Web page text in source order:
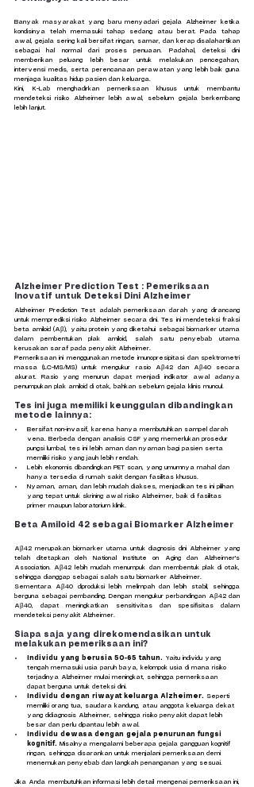
Banyak masyarakat yang baru menyadari gejala Alzheimer ketika
kondisinya telah memasuki tahap sedang atau berat. Pada tahap
awal, gejala sering kali bersifat ringan, samar, dan kerap disalahartikan
sebagai hal normal dari proses penuaan. Padahal, deteksi dini
memberikan peluang lebih besar untuk melakukan pencegahan,
intervensi medis, serta perencanaan perawatan yang lebih baik guna
menjaga kualitas hidup pasien dan keluarga.
Kini, K-Lab menghadirkan pemeriksaan khusus untuk membantu
mendeteksi risiko Alzheimer lebih awal, sebelum gejala berkembang
lebih lanjut.
Alzheimer Prediction Test : Pemeriksaan
Inovatif untuk Deteksi Dini Alzheimer
Alzheimer Prediction Test adalah pemeriksaan darah yang dirancang
untuk memprediksi risiko Alzheimer secara dini. Tes ini mendeteksi fraksi
beta amiloid (Aβ), yaitu protein yang diketahui sebagai biomarker utama
dalam pembentukan plak amiloid, salah satu penyebab utama
kerusakan saraf pada penyakit Alzheimer.
Pemeriksaan ini menggunakan metode imunopresipitasi dan spektrometri
massa (LC-MS/MS) untuk mengukur rasio Aβ42 dan Aβ40 secara
akurat. Rasio yang menurun dapat menjadi indikator awal adanya
penumpukan plak amiloid di otak, bahkan sebelum gejala klinis muncul.
Tes ini juga memiliki keunggulan dibandingkan
metode lainnya:
Bersifat non-invasif, karena hanya membutuhkan sampel darah
vena. Berbeda dengan analisis CSF yang memerlukan prosedur
pungsi lumbal, tes ini lebih aman dan nyaman bagi pasien serta
memiliki risiko yang jauh lebih rendah.
Lebih ekonomis dibandingkan PET scan, yang umumnya mahal dan
hanya tersedia di rumah sakit dengan fasilitas khusus.
Nyaman, aman, dan lebih mudah diakses, menjadikan tes ini pilihan
yang tepat untuk skrining awal risiko Alzheimer, baik di fasilitas
primer maupun laboratorium klinik.
Beta Amiloid 42 sebagai Biomarker Alzheimer
Aβ42 merupakan biomarker utama untuk diagnosis dini Alzheimer yang
telah ditetapkan oleh National Institute on Aging dan Alzheimer's
Association. Aβ42 lebih mudah menumpuk dan membentuk plak di otak,
sehingga dianggap sebagai salah satu biomarker Alzheimer.
Sementara Aβ40 diproduksi lebih melimpah dan lebih stabil, sehingga
berguna sebagai pembanding. Dengan mengukur perbandingan Aβ42 dan
Aβ40, dapat meningkatkan sensitivitas dan spesifisitas dalam
mendeteksi penyakit Alzheimer.
Siapa saja yang direkomendasikan untuk
melakukan pemeriksaan ini?
Individu yang berusia 50-65 tahun.
Yaitu individu yang
tengah memasuki usia paruh baya, kelompok usia di mana risiko
terjadinya Alzheimer mulai meningkat, sehingga pemeriksaan
dapat berguna untuk deteksi dini.
Individu dengan riwayat keluarga Alzheimer.
Seperti
memiliki orang tua, saudara kandung, atau anggota keluarga dekat
yang didiagnosis Alzheimer, sehingga risiko penyakit dapat lebih
besar dan perlu dipantau lebih awal.
Individu dewasa dengan gejala penurunan fungsi
kognitif. Misalnya mengalami beberapa gejala gangguan kognitif
ringan, sehingga disarankan untuk menjalani pemeriksaan demi
menemukan penyebab dan langkah penanganan yang sesuai.
Jika Anda membutuhkan informasi lebih detail mengenai pemeriksaan ini,